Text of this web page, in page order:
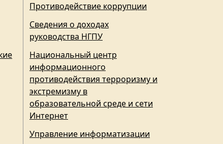
Противодействие коррупции
Сведения о доходах
руководства НГПУ
Национальный центр
информационного
противодействия терроризму и
экстремизму в
образовательной среде и сети
Интернет
Управление информатизации